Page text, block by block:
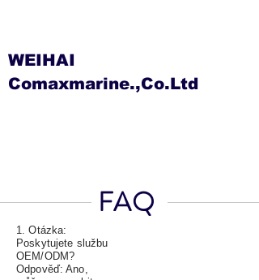
WEIHAI
Comaxmarine.,Co.Ltd
FAQ
1. Otázka:
Poskytujete službu
OEM/ODM?
Odpověď: Ano,